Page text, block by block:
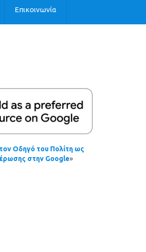
Επικοινωνία
Οδηγό του Πολίτη ως
στην Google»